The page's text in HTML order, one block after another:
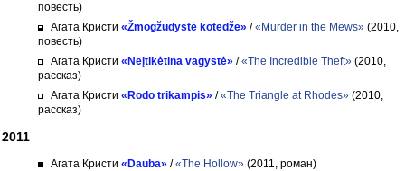
повесть)
Агата Кристи «Žmogžudystė kotedže» /«Murder in the Mews» (2010,
повесть)
Агата Кристи «Neįtikėtina vagystė» /«The Incredible Theft» (2010,
рассказ)
Агата Кристи «Rodo trikampis» /«The Triangle at Rhodes» (2010,
рассказ)
2011
Агата Кристи «Dauba» /«The Hollow» (2011, роман)